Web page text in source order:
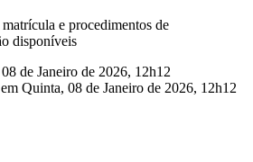
e procedimentos de
disponíveis
de Janeiro de 2026, 12h12
Quinta, 08 de Janeiro de 2026, 12h12